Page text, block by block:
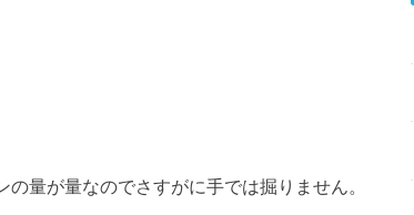
の量が量なのでさすがに手では掘りません。